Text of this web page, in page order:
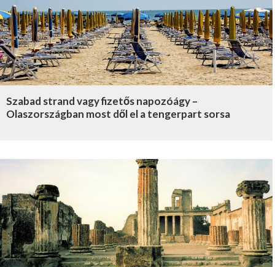
Szabad strand vagy fizetős napozóágy –
Olaszországban most dől el a tengerpart sorsa